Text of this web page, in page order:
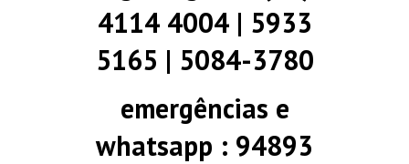
4114 4004 | 5933
5165 | 5084-3780
emergências e
whatsapp : 94893